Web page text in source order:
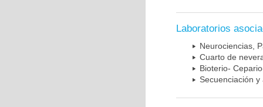
Laboratorios
Neurociencias,
Cuarto de
Bioterio-
Secuenciación